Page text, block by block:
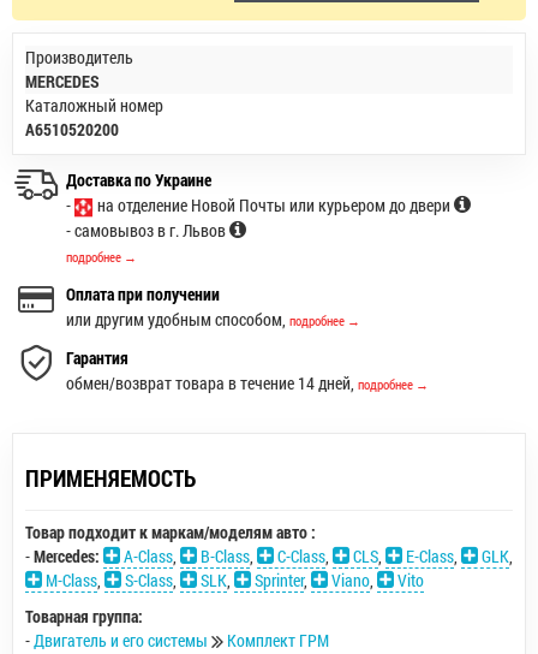
Производитель
MERCEDES
Каталожный номер
A6510520200
Доставка по Украине
-
на отделение Новой Почты или курьером до двери
- самовывоз в г. Львов
подробнее →
Оплата при получении
или другим удобным способом, подробнее →
Гарантия
обмен/возврат товара в течение 14 дней, подробнее →
ПРИМЕНЯЕМОСТЬ
Товар подходит к маркам/моделям авто :
-Mercedes: A-Class, B-Class, C-Class, CLS, E-Class, GLK,
M-Class, S-Class, SLK, Sprinter, Viano,
Vito
Товарная группа:
-Двигатель и его системы Комплект ГРМ